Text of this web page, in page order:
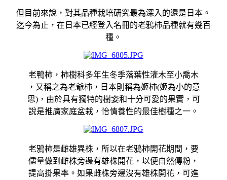
但目前來說，對其品種栽培研究最為深入的還是日本。
迄今為止，在日本已經登入名冊的老鴉柿品種就有幾百
種。
老鴨柿，柿樹科多年生冬季落葉性灌木至小喬木
，又稱之為老爺柿，日本則稱為姬柿(姬為小的意
思)，由於具有獨特的樹姿和十分可愛的果實，可
說是推廣家庭盆栽，怡情養性的最佳樹種之一。
老鴉柿是雌雄異株，所以在老鴉柿開花期間，要
儘量做到雌株旁邊有雄株開花，以便自然傳粉，
提高掛果率。如果雌株旁邊沒有雄株開花，可進